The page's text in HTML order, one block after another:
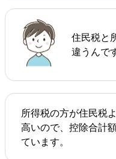
住民税と
違うんで
所得税の方が住民税
高いので、控除合計
ています。